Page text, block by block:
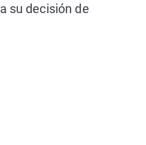
su decisión de